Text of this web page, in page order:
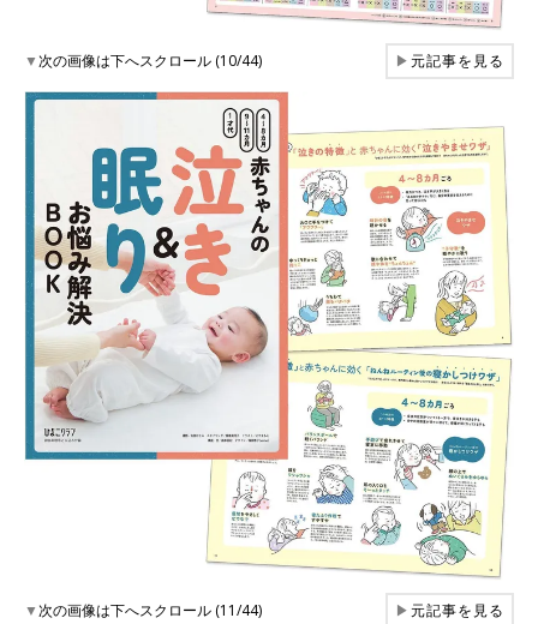
▼次の画像は下へスクロール (10/44) ▶元記事を見る
▼次の画像は下へスクロール (11/44) ▶元記事を見る